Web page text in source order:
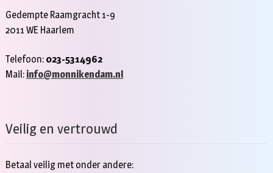
Gedempte Raamgracht 1-9
2011 WE Haarlem
Telefoon: 023-5314962
Mail: info@monnikendam.nl
Veilig en vertrouwd
Betaal veilig met onder andere: